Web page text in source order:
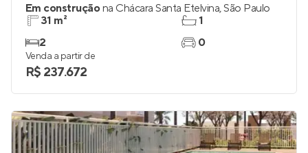
Em construçãona Chácara Santa Etelvina,São Paulo
31 m²
2
1
0
Venda a partir de
R$ 237.672